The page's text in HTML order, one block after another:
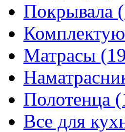
Покрывала
Матрасы
Полотенца
Все для